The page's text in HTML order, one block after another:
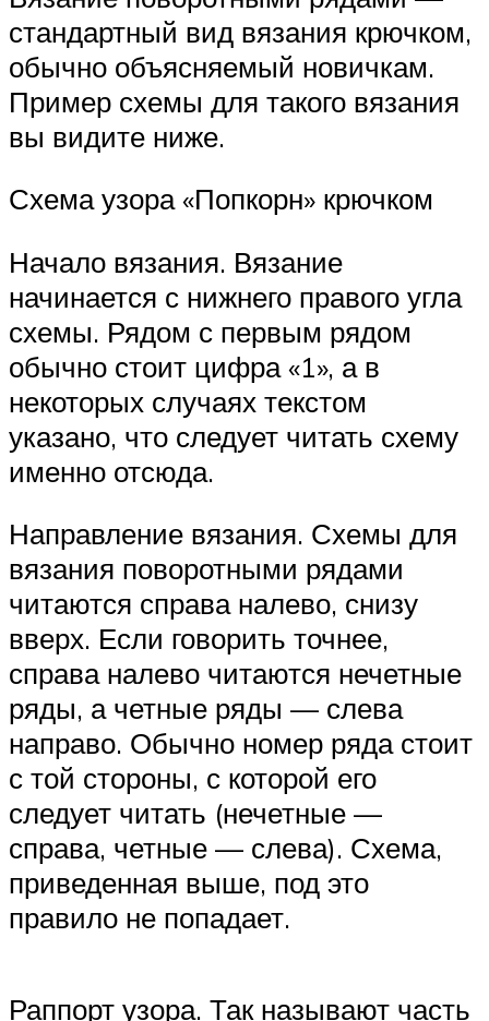
стандартный вид вязания крючком,
обычно объясняемый новичкам.
Пример схемы для такого вязания
вы видите ниже.
Схема узора «Попкорн» крючком
Начало вязания. Вязание
начинается с нижнего правого угла
схемы. Рядом с первым рядом
обычно стоит цифра «1», а в
некоторых случаях текстом
указано, что следует читать схему
именно отсюда.
Направление вязания. Схемы для
вязания поворотными рядами
читаются справа налево, снизу
вверх. Если говорить точнее,
справа налево читаются нечетные
ряды, а четные ряды — слева
направо. Обычно номер ряда стоит
с той стороны, с которой его
следует читать (нечетные —
справа, четные — слева). Схема,
приведенная выше, под это
правило не попадает.
Раппорт узора. Так называют часть